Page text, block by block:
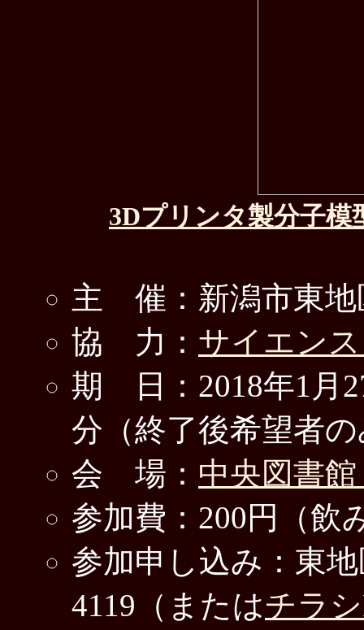
3Dプリンタ製分子模
主 催：新潟市東地
協 力： サイエン
期 日：2018年1月
分（終了後希望者
会 場： 中央図書
参加費：200円（飲
参加申し込み：東
4119（またはチラ